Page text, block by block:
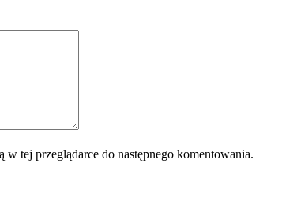
tej przeglądarce do następnego komentowania.